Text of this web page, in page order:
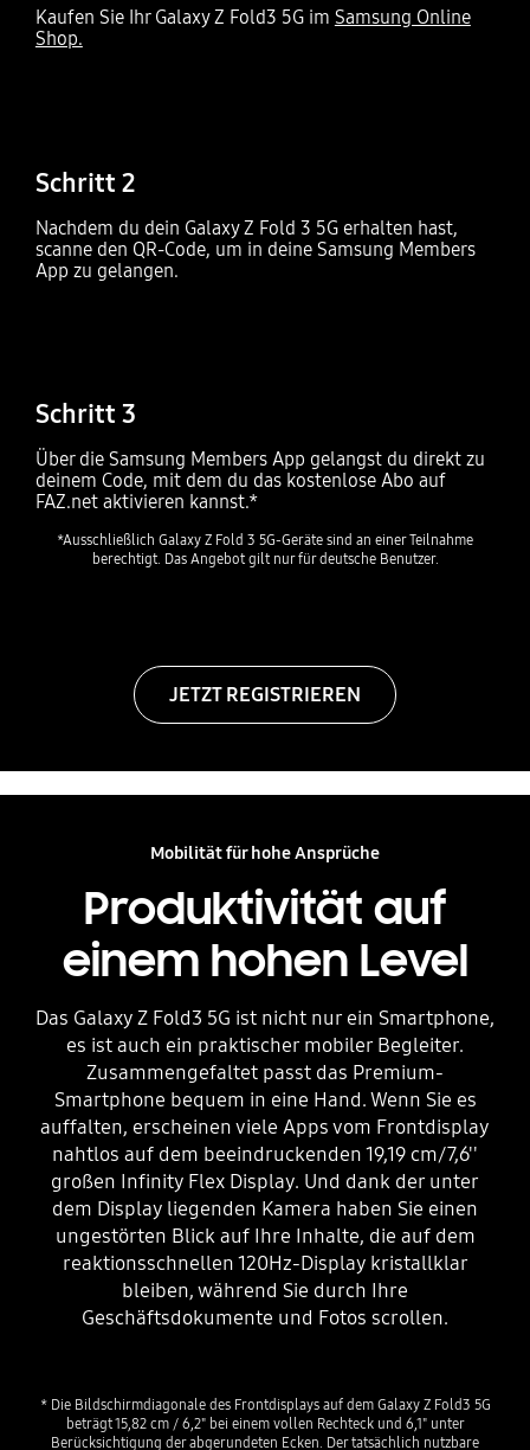
Kaufen Sie Ihr Galaxy Z Fold3 5G im Samsung Online
Shop.
Schritt 2
Nachdem du dein Galaxy Z Fold 3 5G erhalten hast,
scanne den QR-Code, um in deine Samsung Members
App zu gelangen.
Schritt 3
Über die Samsung Members App gelangst du direkt zu
deinem Code, mit dem du das kostenlose Abo auf
FAZ.net aktivieren kannst.*
*Ausschließlich Galaxy Z Fold 3 5G-Geräte sind an einer Teilnahme
berechtigt. Das Angebot gilt nur für deutsche Benutzer.
JETZT REGISTRIEREN
Mobilität für hohe Ansprüche
Produktivität auf
einem hohen Level
Das Galaxy Z Fold3 5G ist nicht nur ein Smartphone,
es ist auch ein praktischer mobiler Begleiter.
Zusammengefaltet passt das Premium-
Smartphone bequem in eine Hand. Wenn Sie es
auffalten, erscheinen viele Apps vom Frontdisplay
nahtlos auf dem beeindruckenden 19,19 cm/7,6''
großen Infinity Flex Display. Und dank der unter
dem Display liegenden Kamera haben Sie einen
ungestörten Blick auf Ihre Inhalte, die auf dem
reaktionsschnellen 120Hz-Display kristallklar
bleiben, während Sie durch Ihre
Geschäftsdokumente und Fotos scrollen.
* Die Bildschirmdiagonale des Frontdisplays auf dem Galaxy Z Fold3 5G
beträgt 15,82 cm / 6,2" bei einem vollen Rechteck und 6,1" unter
Berücksichtigung der abgerundeten Ecken. Der tatsächlich nutzbare